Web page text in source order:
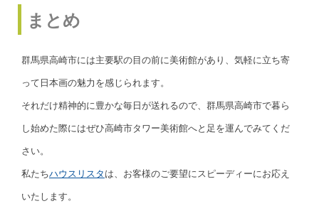
まとめ
群馬県高崎市には主要駅の目の前に美術館があり、気軽に立ち寄
って日本画の魅力を感じられます。
それだけ精神的に豊かな毎日が送れるので、群馬県高崎市で暮ら
し始めた際にはぜひ高崎市タワー美術館へと足を運んでみてくだ
さい。
私たちハウスリスタ は、お客様のご要望にスピーディーにお応え
いたします。